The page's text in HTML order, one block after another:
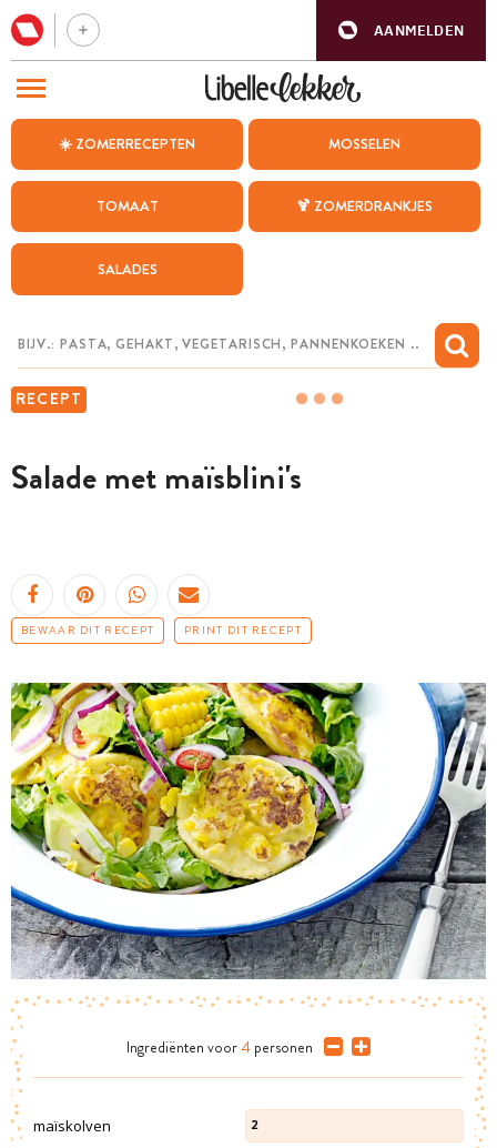
AANMELDEN
☀️ ZOMERRECEPTEN MOSSELEN
TOMAAT 🍹 ZOMERDRANKJES
SALADES
RECEPT
Salade met maïsblini's
BEWAAR DIT RECEPT PRINT DIT RECEPT
Ingrediënten voor 4 personen
maïskolven 2
BEZOEK ONZE ANDERE WEBSITES
WEEKMENU
CHAT MET MAIA
MIJN BEWAARDE RECEPTEN